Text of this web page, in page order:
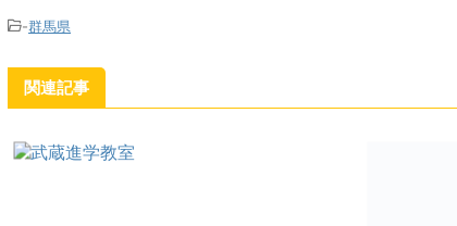
-群馬県
関連記事